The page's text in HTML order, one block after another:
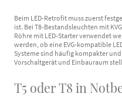
Beim LED-Retrofit muss zuerst
ist. Bei T8-Bestandsleuchten mit
Röhre mit LED-Starter verwendet
werden, ob eine EVG-kompatible
Systeme sind häufig kompakter
Vorschaltgerät und Einbauraum
T5 oder T8 in